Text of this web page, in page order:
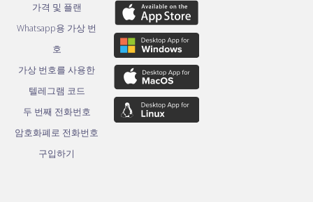
가격 및 플랜
Whatsapp용 가상 번
호
가상 번호를 사용한
텔레그램 코드
두 번째 전화번호
암호화폐로 전화번호
구입하기